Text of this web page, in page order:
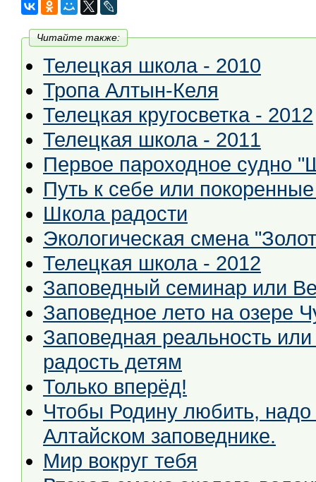
Читайте также:
Телецкая школа - 2010
Тропа Алтын-Келя
Телецкая кругосветка - 2012
Телецкая школа - 2011
Первое пароходное судно
Путь к себе или
Школа радости
Экологическая смена
Телецкая школа - 2012
Заповедный семинар или
Заповедное лето на озере
Заповедная реальность
радость детям
Только вперёд!
Чтобы Родину любить, надо её знать, или
Алтайском заповеднике.
Мир вокруг тебя